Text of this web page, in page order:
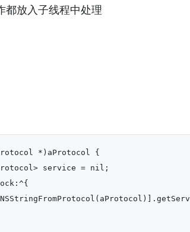
都放入子线程中处理
*)aProtocol {
service = nil;